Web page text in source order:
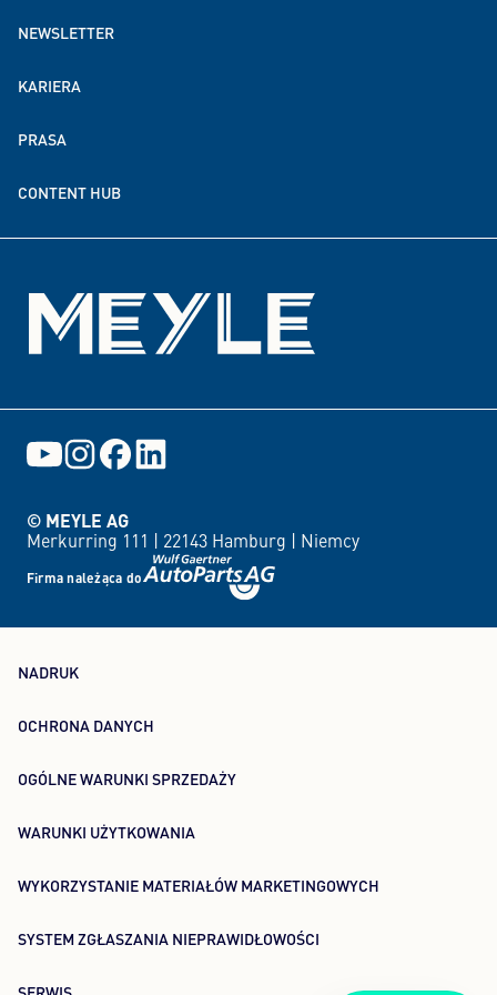
Wydarzenia
© MEYLE AG
Merkurring 111 | 22143 Hamburg | Niemcy
Firma należąca do
NEWSLETTER
KARIERA
PRASA
CONTENT HUB
NADRUK
OCHRONA DANYCH
OGÓLNE WARUNKI SPRZEDAŻY
WARUNKI UŻYTKOWANIA
WYKORZYSTANIE MATERIAŁÓW MARKETINGOWYCH
SYSTEM ZGŁASZANIA NIEPRAWIDŁOWOŚCI